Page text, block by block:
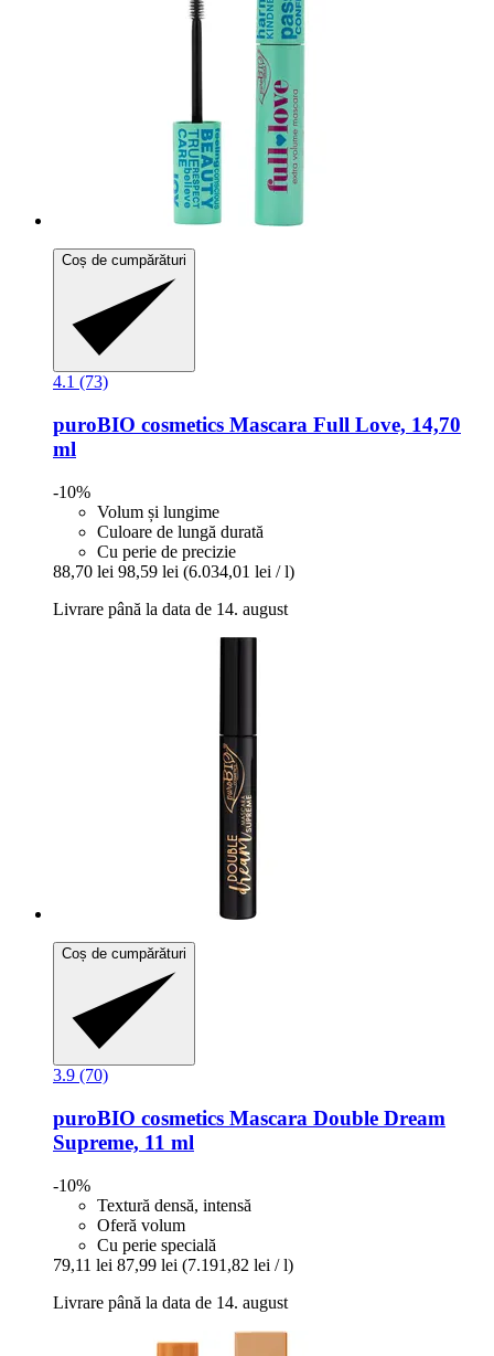
Coș de cumpărături
4.1 (73)
puroBIO cosmetics Mascara Full Love, 14,70
ml
-10%
Volum și lungime
Culoare de lungă durată
Cu perie de precizie
88,70 lei 98,59 lei (6.034,01 lei / l)
Livrare până la data de 14. august
Coș de cumpărături
3.9 (70)
puroBIO cosmetics Mascara Double Dream
Supreme, 11 ml
-10%
Textură densă, intensă
Oferă volum
Cu perie specială
79,11 lei 87,99 lei (7.191,82 lei / l)
Livrare până la data de 14. august